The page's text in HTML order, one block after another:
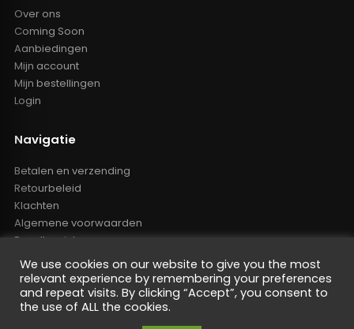
Over ons
Coming Soon
Aanbiedingen
Mijn account
Mijn bestellingen
Login
Navigatie
Betalen en verzending
Retourbeleid
Klachten
Algemene voorwaarden
Resellers inlog
Reseller worden
Privacy Policy
Powered by Nano Web
We use cookies on our website to give you the most
relevant experience by remembering your preferences
and repeat visits. By clicking “Accept”, you consent to
the use of ALL the cookies.